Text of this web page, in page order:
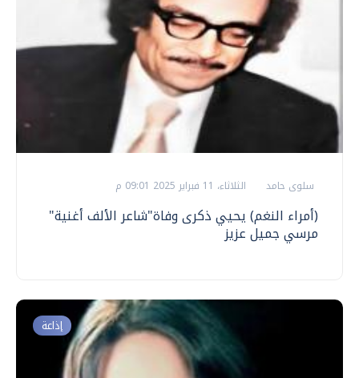
سلوى حامد الثلاثاء، 11 فبراير 2025 09:01 م
(أمراء النغم) يحيي ذكرى وفاة"شاعر الألف أغنية"
مرسي جميل عزيز
إذاعة